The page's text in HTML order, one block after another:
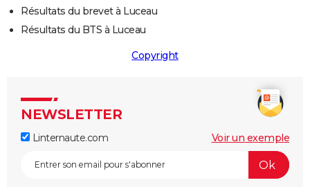
Résultats du brevet à Luceau
Résultats du BTS à Luceau
Copyright
NEWSLETTER
Linternaute.com Voir un exemple